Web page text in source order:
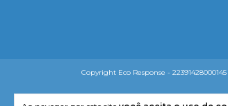
Copyright Eco Response -